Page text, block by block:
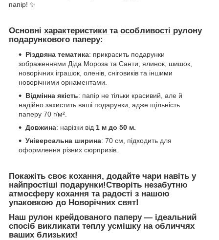
папір! ✨
Основні характеристики та особливості рулону
подарункового паперу:
Різдвяна тематика: прикрасить подарунки
зображеннями Діда Мороза та Санти, ялинок, шишок,
новорічних іграшок, оленів, сніговиків та іншими
новорічними орнаментами.
Відмінна якість: папір не тільки красивий, але й
надійно захистить ваші подарунки, адже щільність
паперу 70 г/м².
Довжина: нарізки від 1 м до 50 м.
Універсальна ширина: 70 см, підходить для
оформлення різних сюрпризів.
Покажіть своє кохання, додайте чари навіть у
найпростіші подарунки!Створіть незабутню
атмосферу кохання та радості з нашою
упаковкою до Новорічних свят!
Наш рулон крейдованого паперу — ідеальний
спосіб викликати теплу усмішку на обличчях
ваших близьких!